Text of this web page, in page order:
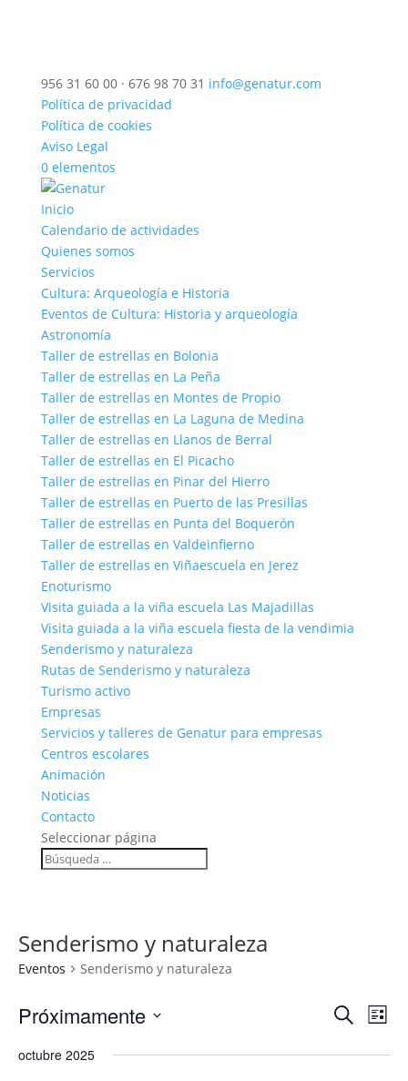
956 31 60 00 · 676 98 70 31 info@genatur.com
Política de privacidad
Política de cookies
Aviso Legal
0 elementos
Inicio
Calendario de actividades
Quienes somos
Servicios
Cultura: Arqueología e Historia
Eventos de Cultura: Historia y arqueología
Astronomía
Taller de estrellas en Bolonia
Taller de estrellas en La Peña
Taller de estrellas en Montes de Propio
Taller de estrellas en La Laguna de Medina
Taller de estrellas en Llanos de Berral
Taller de estrellas en El Picacho
Taller de estrellas en Pinar del Hierro
Taller de estrellas en Puerto de las Presillas
Taller de estrellas en Punta del Boquerón
Taller de estrellas en Valdeinfierno
Taller de estrellas en Viñaescuela en Jerez
Enoturismo
Visita guiada a la viña escuela Las Majadillas
Visita guiada a la viña escuela fiesta de la vendimia
Senderismo y naturaleza
Rutas de Senderismo y naturaleza
Turismo activo
Empresas
Servicios y talleres de Genatur para empresas
Centros escolares
Animación
Noticias
Contacto
Seleccionar página
Senderismo y naturaleza
Eventos Senderismo y naturaleza
Buscar
de
Lista
Próximamente
fecha.
octubre 2025